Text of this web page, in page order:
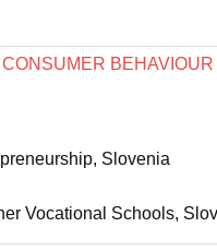
CONSUMER BEHAVIOUR
Slovenia
Vocational Schools,